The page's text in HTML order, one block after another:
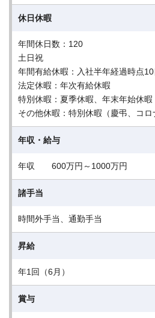
休日休暇
年間休日数：120
土日祝
年間有給休暇：入社半年経過時点
法定休暇：年次有給休暇
特別休暇：夏季休暇、年末年始休暇
その他休暇：特別休暇（慶弔、コ
年収・給与
年収 600万円～1000万円
諸手当
時間外手当、通勤手当
昇給
年1回（6月）
賞与